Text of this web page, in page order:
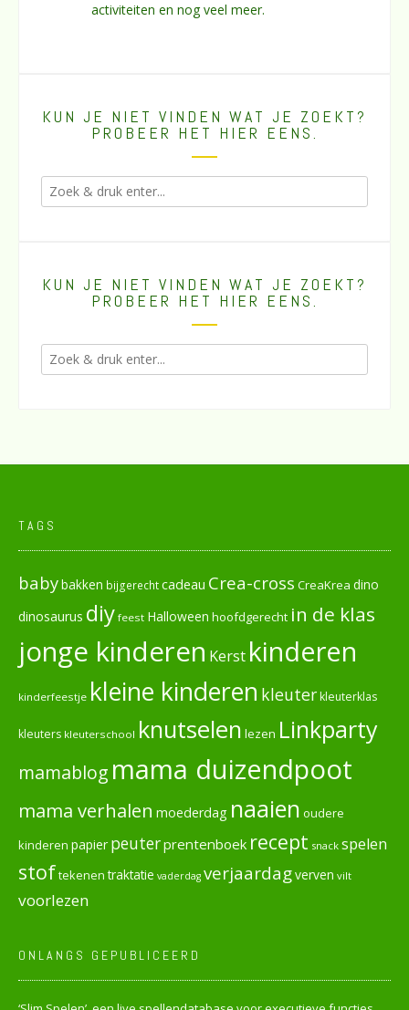
activiteiten en nog veel meer.
KUN JE NIET VINDEN WAT JE ZOEKT?
PROBEER HET HIER EENS.
KUN JE NIET VINDEN WAT JE ZOEKT?
PROBEER HET HIER EENS.
TAGS
babybakken bijgerechtcadeau Crea-cross CreaKrea dino
dinosaurus diy feest Halloween hoofdgerecht in de klas
jonge kinderen Kerst kinderen
kinderfeestje kleine kinderen kleuterkleuterklas
kleuters kleuterschool knutselen lezen Linkparty
mamablog mama duizendpoot
mama verhalen moederdag naaien oudere
kinderen papier peuterprentenboek recept snack spelen
stoftekenen traktatie vaderdag verjaardagverven vilt
voorlezen
ONLANGS GEPUBLICEERD